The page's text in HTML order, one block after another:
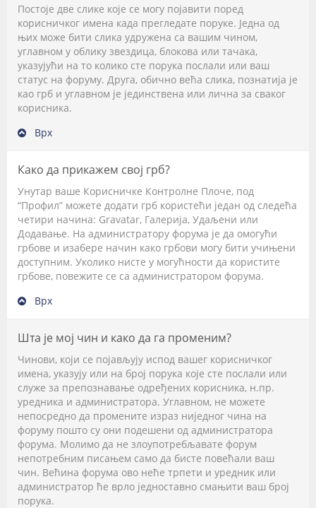
Постоје две слике које се могу појавити поред
корисничког имена када прегледате поруке. Једна од
њих може бити слика удружена са вашим чином,
углавном у облику звездица, блокова или тачака,
указујући на то колико сте порука послали или ваш
статус на форуму. Друга, обично већа слика, познатија је
као грб и углавном је јединствена или лична за сваког
корисника.
Врх
Како да прикажем свој грб?
Унутар ваше Корисничке Контролне Плоче, под
“Профил” можете додати грб користећи један од следећа
четири начина: Gravatar, Галерија, Удаљени или
Додавање. На администратору форума је да омогући
грбове и изабере начин како грбови могу бити учињени
доступним. Уколико нисте у могућности да користите
грбове, повежите се са администратором форума.
Врх
Шта је мој чин и како да га променим?
Чинови, који се појављују испод вашег корисничког
имена, указују или на број порука које сте послали или
служе за препознавање одређених корисника, н.пр.
уредника и администратора. Углавном, не можете
непосредно да промените израз ниједног чина на
форуму пошто су они подешени од администратора
форума. Молимо да не злоупотребљавате форум
непотребним писањем само да бисте повећали ваш
чин. Већина форума ово неће трпети и уредник или
администратор ће врло једноставно смањити ваш број
порука.